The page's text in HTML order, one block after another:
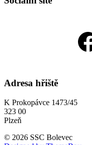
Adresa hřiště
K Prokopávce 1473/45
323 00
Plzeň
© 2026 SSC Bolevec